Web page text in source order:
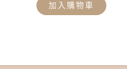
加入購物車